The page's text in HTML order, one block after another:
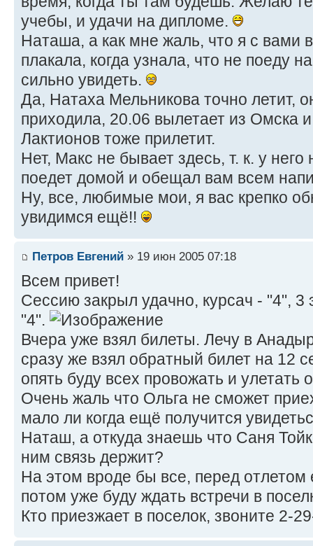
учебы, и удачи на дипломе.
Наташа, а как мне жаль, что я с вами
плакала, когда узнала, что не поеду
сильно увидеть.
Да, Натаха Мельникова точно летит,
приходила, 20.06 вылетает из Омска
Лактионов тоже прилетит.
Нет, Макс не бывает здесь, т. к. у
поедет домой и обещал вам всем
Ну, все, любимые мои, я вас крепко
увидимся ещё!!
Петров Евгений » 19 июн 2005 07:18
Всем привет!
Сессию закрыл удачно, курсач - "4", 3
"4".
Вчера уже взял билеты. Лечу в
сразу же взял обратный билет на 12
опять буду всех провожать и
Очень жаль что Ольга не сможет
мало ли когда ещё получится
Наташ, а откуда знаешь что Саня
ним связь держит?
На этом вроде бы все, перед
потом уже буду ждать встречи в
Кто приезжает в поселок, звоните 2-